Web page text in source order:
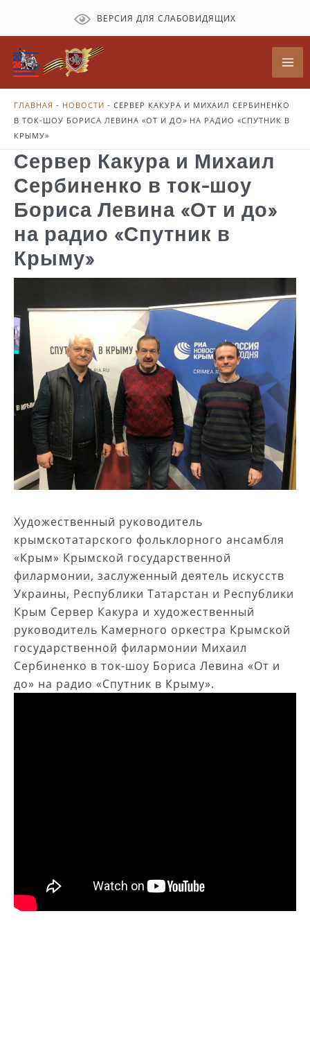
содержимому
ВЕРСИЯ ДЛЯ СЛАБОВИДЯЩИХ
ГЛАВНАЯ - НОВОСТИ - СЕРВЕР КАКУРА И МИХАИЛ СЕРБИНЕНКО
В ТОК-ШОУ БОРИСА ЛЕВИНА «ОТ И ДО» НА РАДИО «СПУТНИК В
КРЫМУ»
Сервер Какура и Михаил
Сербиненко в ток-шоу
Бориса Левина «От и до»
на радио «Спутник в
Крыму»
Художественный руководитель
крымскотатарского фольклорного ансамбля
«Крым» Крымской государственной
филармонии, заслуженный деятель искусств
Украины, Республики Татарстан и Республики
Крым Сервер Какура и художественный
руководитель Камерного оркестра Крымской
государственной филармонии Михаил
Сербиненко в ток-шоу Бориса Левина «От и
до» на радио «Спутник в Крыму».